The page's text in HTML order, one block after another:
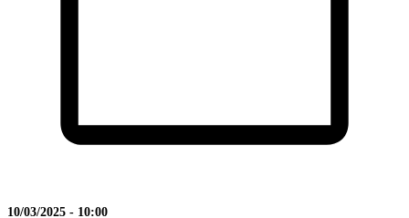
10/03/2025 - 10:00